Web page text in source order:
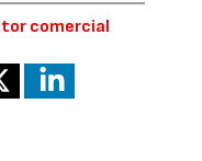
comercial